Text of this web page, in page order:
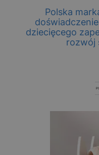
Polska
dziecięcego
rozwój